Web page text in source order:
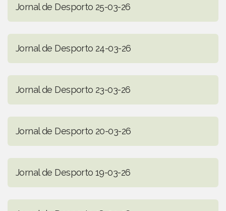
Jornal de Desporto 25-03-26
Jornal de Desporto 24-03-26
Jornal de Desporto 23-03-26
Jornal de Desporto 20-03-26
Jornal de Desporto 19-03-26